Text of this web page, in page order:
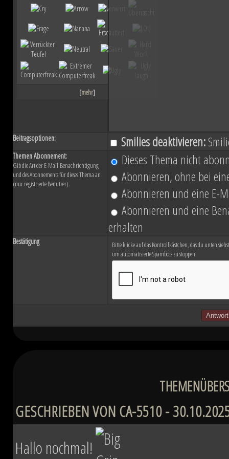
ihn mit der Einnahme von
Eindruck einer erneuten
sichert sich Vesperum die Loyalität
Vernichtung aller Dissidenten und
Schlacht von Endor noch den
nun in weiter Ferne. Der Entscheid
fallen und niemand vermag auch
Planeten aussehen wird....
[mehr]
Beitragsoptionen: Smilies deaktivieren:
Themen Abonnement:
Gib die Art der E-Mail-Benachrichtigung
und des Abonnements für dieses Thema an
(nur registrierte Benutzer).
Dieses Thema nicht
Abonnieren, ohne bei
Abonnieren und eine E-
Abonnieren und eine
erhalten
Bestätigung
Bitte klicke auf das Kontrollkästchen, das du unten
um automatisierte Spambots zu stoppen.
GESCHRIEBEN VON CA-5510 -
Hallo nochmal!